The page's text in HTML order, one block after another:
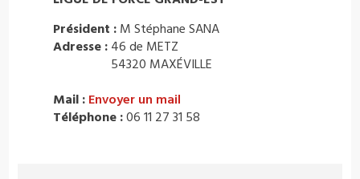
Président : M Stéphane SANA
Adresse : 46 de METZ
54320 MAXÉVILLE
Mail : Envoyer un mail
Téléphone :06 11 27 31 58